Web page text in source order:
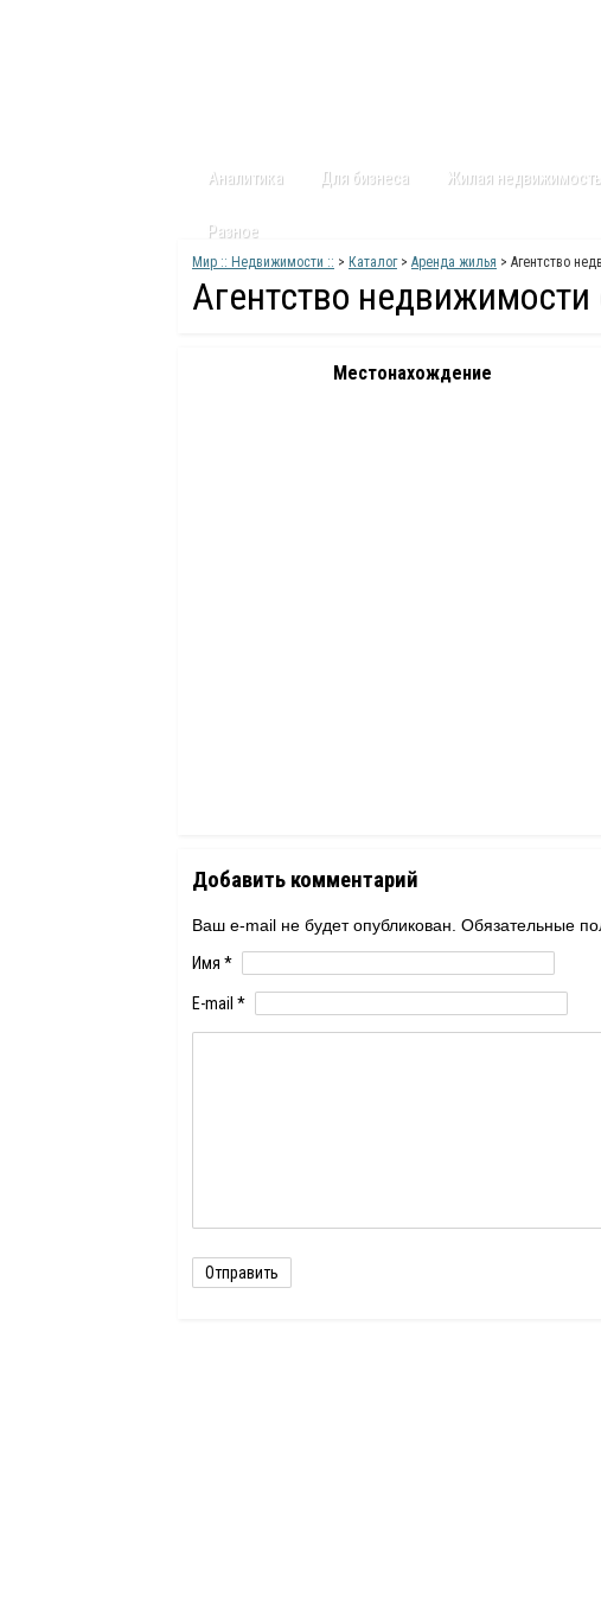
Аналитика Для бизнеса Жилая недвижимость
Разное
Мир :: Недвижимости :: > Каталог> Аренда жилья > Агентство
Агентство недвижимости
Местонахождение
Добавить комментарий
Ваш e-mail не будет опубликован. Обязательные
Имя *
E-mail *